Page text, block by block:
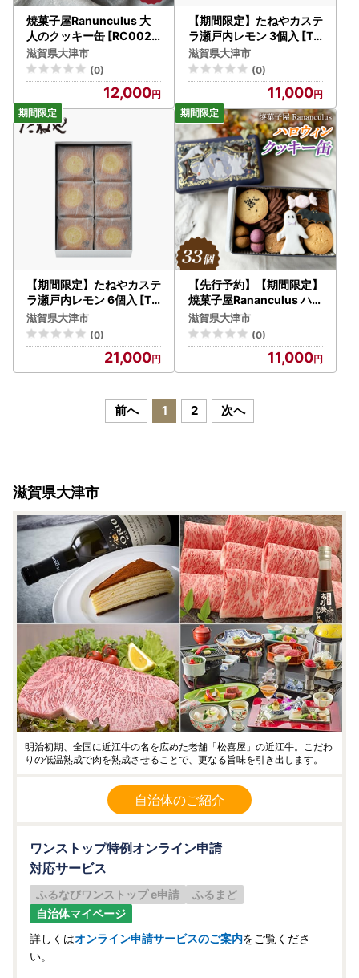
焼菓子屋Ranunculus 大
人のクッキー缶 [RC002]
| クッキー ギフト のし 熨
斗 お歳暮
滋賀県大津市
(0)
12,000
【期間限定】たねやカステ
ラ瀬戸内レモン 3個入 [TN
005] / たねや
滋賀県大津市
(0)
11,000
【期間限定】たねやカステ
ラ瀬戸内レモン 6個入 [TN
006] / たねや
滋賀県大津市
(0)
21,000
【先行予約】【期間限定】
焼菓子屋Rananculus ハロ
ウィンクッキー缶 計33個
[RC008] / クッキー
滋賀県大津市
(0)
11,000
前へ 1 2 次へ
滋賀県大津市
明治初期、全国に近江牛の名を広めた老舗「松喜屋」の近江牛。こだわ
りの低温熟成で肉を熟成させることで、更なる旨味を引き出します。
自治体のご紹介
ワンストップ特例オンライン申請
対応サービス
ふるなびワンストップ e申請
ふるまど
自治体マイページ
詳しくはオンライン申請サービスのご案内をご覧くださ
い。